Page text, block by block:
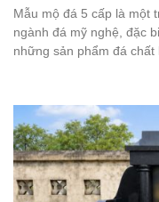
Mẫu mộ đá 5 cấp là một
ngành đá mỹ nghệ, đặc
những sản phẩm đá chất